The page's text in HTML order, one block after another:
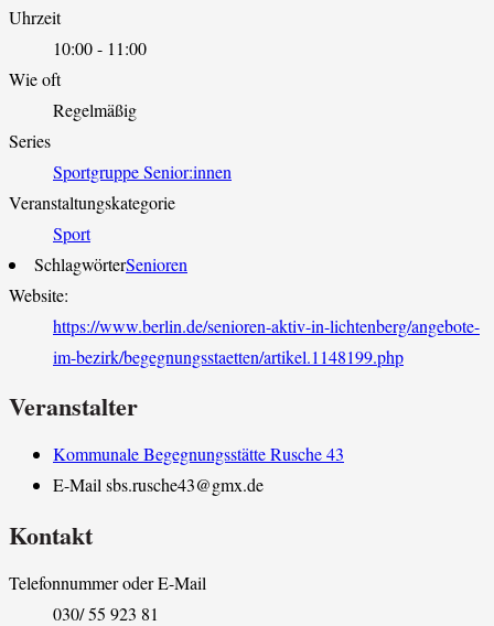
Uhrzeit
10:00 - 11:00
Wie oft
Regelmäßig
Series
Sportgruppe Senior:innen
Veranstaltungskategorie
Sport
SchlagwörterSenioren
Website:
https://www.berlin.de/senioren-aktiv-in-lichtenberg/angebote-
im-bezirk/begegnungsstaetten/artikel.1148199.php
Veranstalter
Kommunale Begegnungsstätte Rusche 43
E-Mailsbs.rusche43@gmx.de
Kontakt
Telefonnummer oder E-Mail
030/ 55 923 81